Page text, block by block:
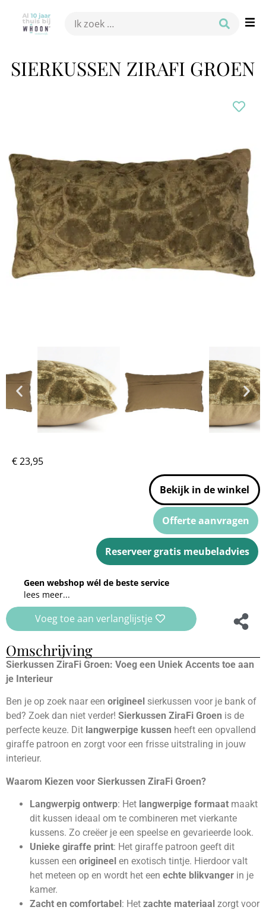
SIERKUSSEN ZIRAFI GROEN
€23,95
Bekijk in de winkel
Offerte aanvragen
Reserveer gratis meubeladvies
Geen webshop wél de beste service
lees meer...
Voeg toe aan verlanglijstje
Omschrijving
Sierkussen ZiraFi Groen: Voeg een Uniek Accents toe aan
je Interieur
Ben je op zoek naar een origineel sierkussen voor je bank of
bed? Zoek dan niet verder! Sierkussen ZiraFi Groen is de
perfecte keuze. Dit langwerpige kussen heeft een opvallend
giraffe patroon en zorgt voor een frisse uitstraling in jouw
interieur.
Waarom Kiezen voor Sierkussen ZiraFi Groen?
Langwerpig ontwerp: Het langwerpige formaat maakt
dit kussen ideaal om te combineren met vierkante
kussens. Zo creëer je een speelse en gevarieerde look.
Unieke giraffe print: Het giraffe patroon geeft dit
kussen een origineel en exotisch tintje. Hierdoor valt
het meteen op en wordt het een echte blikvanger in je
kamer.
Zacht en comfortabel: Het zachte materiaal zorgt voor